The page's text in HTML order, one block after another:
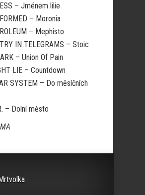
– Jménem lilie
– Moronia
– Mephisto
IN TELEGRAMS – Stoic
– Union Of Pain
LIE – Countdown
SYSTEM – Do měsíčních
– Dolní město